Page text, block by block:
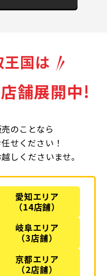
店舗展開中!
のことなら
せください！
しくださいませ。
愛知エリア
（14店舗）
岐阜エリア
（3店舗）
京都エリア
（2店舗）